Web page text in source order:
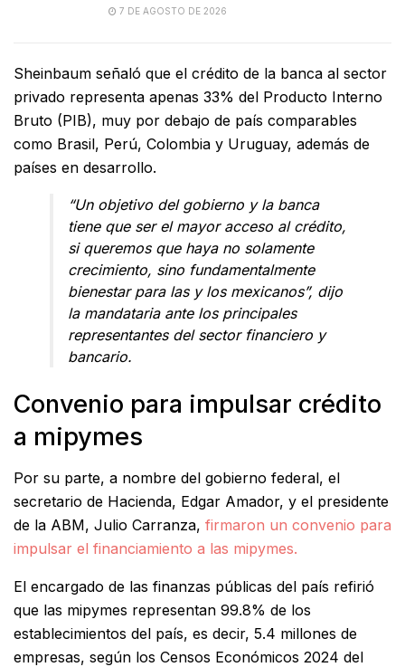
7 DE AGOSTO DE 2026
Sheinbaum señaló que el crédito de la banca al sector
privado representa apenas 33% del Producto Interno
Bruto (PIB), muy por debajo de país comparables
como Brasil, Perú, Colombia y Uruguay, además de
países en desarrollo.
“Un objetivo del gobierno y la banca
tiene que ser el mayor acceso al crédito,
si queremos que haya no solamente
crecimiento, sino fundamentalmente
bienestar para las y los mexicanos”, dijo
la mandataria ante los principales
representantes del sector financiero y
bancario.
Convenio para impulsar crédito
a mipymes
Por su parte, a nombre del gobierno federal, el
secretario de Hacienda, Edgar Amador, y el presidente
de la ABM, Julio Carranza, firmaron un convenio para
impulsar el financiamiento a las mipymes.
El encargado de las finanzas públicas del país refirió
que las mipymes representan 99.8% de los
establecimientos del país, es decir, 5.4 millones de
empresas, según los Censos Económicos 2024 del